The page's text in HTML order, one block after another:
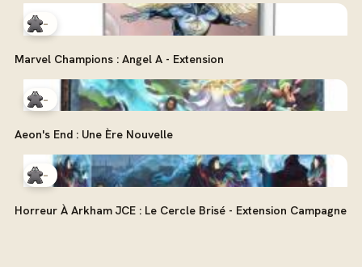
-
Marvel Champions : Angel A - Extension
-
Aeon's End : Une Ère Nouvelle
-
Horreur À Arkham JCE : Le Cercle Brisé - Extension Campagne